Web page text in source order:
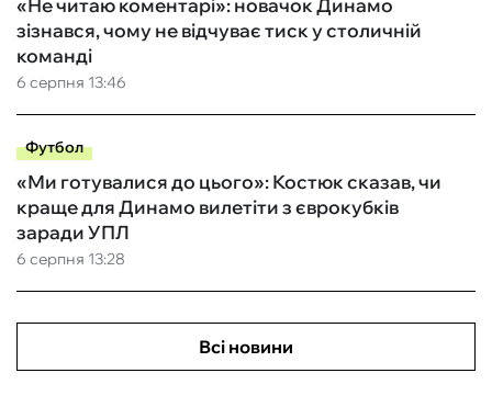
6 серпня 13:46
«Не читаю коментарі»: новачок Динамо
зізнався, чому не відчуває тиск у столичній
команді
Футбол
6 серпня 13:28
«Ми готувалися до цього»: Костюк сказав, чи
краще для Динамо вилетіти з єврокубків
заради УПЛ
Всі новини